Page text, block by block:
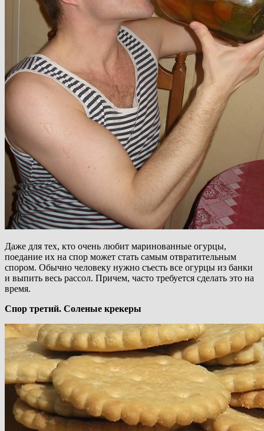
Даже для тех, кто очень любит маринованные огурцы,
поедание их на спор может стать самым отвратительным
спором. Обычно человеку нужно съесть все огурцы из банки
и выпить весь рассол. Причем, часто требуется сделать это на
время.
Спор третий. Соленые крекеры